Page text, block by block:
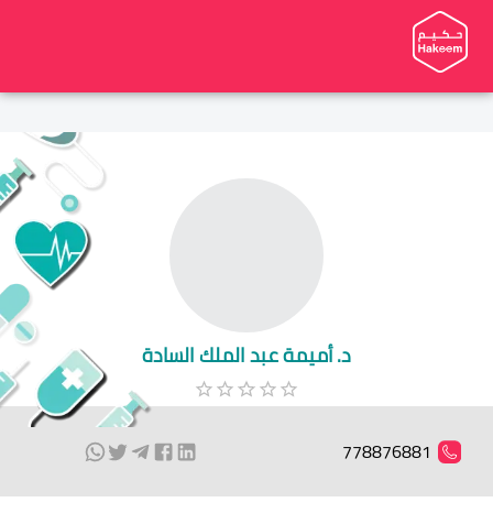
د. أميمة عبد الملك السادة
778876881